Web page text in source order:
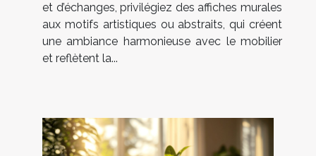
et d’échanges, privilégiez des affiches murales
aux motifs artistiques ou abstraits, qui créent
une ambiance harmonieuse avec le mobilier
et reflètent la...